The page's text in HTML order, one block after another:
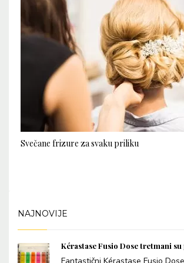
Svečane frizure za svaku priliku
NAJNOVIJE
Kérastase Fusio Dose tretmani